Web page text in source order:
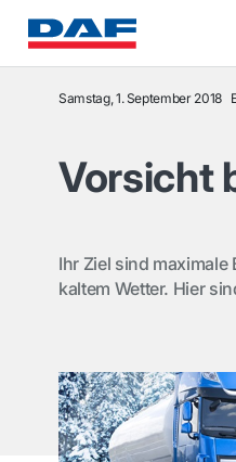
Samstag, 1. September 2018
Vorsicht
Ihr Ziel sind maximale
kaltem Wetter. Hier